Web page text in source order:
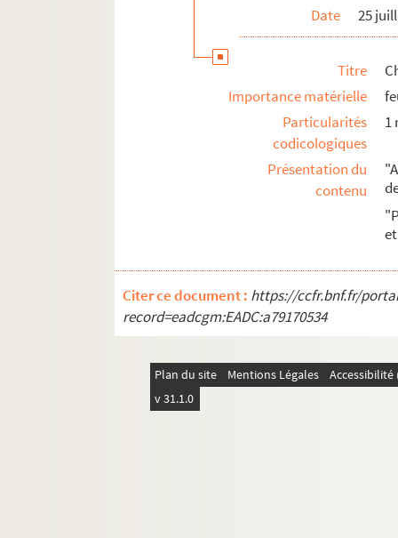
Date
25
Titre
Importance matérielle
Particularités
codicologiques
1
Présentation du
contenu
Citer ce document : https://ccfr.bnf.fr/
record=eadcgm:EADC:a79170534
Plan du site Mentions Légales
v 31.1.0